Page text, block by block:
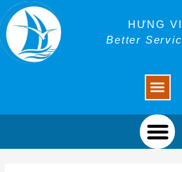
Skip
to
content
HƯNG
Better